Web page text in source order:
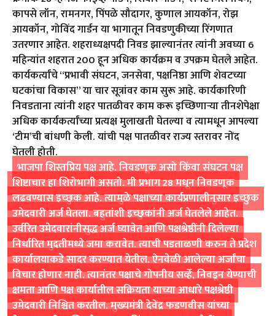
कापसे लॉन, रामनगर, पिंपळे सौदागर, कुणाल आयकॉन, रोझ
आयकॉन, गोविंद गार्डन या भागातून निवडणुकीच्या रिंगणात
उतरणार आहेत. शहराध्यक्षपदी निवड झाल्यानंतर त्यांनी अवघ्या 6
महिन्यांत शहरात 200 हून अधिक कार्यक्रम व उपक्रम घेतले आहेत.
कार्यकर्त्यांचे ‘‘प्रभावी संघटन, जनसेवा, पक्षनिष्ठा आणि शेवटच्या
घटकांचा विकास’’ या चार सूत्रांवर काम सुरू आहे. कार्यकारिणी
निवडताना त्यांनी शहर पातळीवर काम करू इच्छिणाऱ्या तीनशेपेक्षा
अधिक कार्यकर्त्यांच्या प्रत्यक्ष मुलाखती घेतल्या व त्यामधून आपल्या
‘टीम’ची बांधणी केली. यांची पक्ष पातळीवर राज्य स्तरावर नोंद
घेतली होती.
भाजपा शिस्तप्रिय पक्ष आहे. निवडणूक असो किंवा संघटन पक्ष
शिष्टाचार हा शिरोभागी असतो. मी प्रभाग 28 मधून निवडणूक
लढवण्यास इच्छुक आहे. त्यामुळे पक्षाच्या कार्यप्रणालीनुसार इच्छुक
उमेदवारी अर्ज घेतला. बहुतांशी इच्छुकांनी अर्ज घेतलेले आहेत.
उर्वरित उमेदवारांनीसुद्ध अर्ज घ्यावेत आणि पक्षश्रेष्ठींनी दिलेल्या
निर्धारित मुदतीमध्ये जमा करावेत. त्याची पडताळणी करुन ते प्रदेश
कार्यालयाकडे सादर करण्यात येतील. ऐनवेळी आलेल्या अर्जांचा
विचार होणार नाही. त्यानंतर पक्षाचे गोपनीय सर्व्हे, निवडून येण्याची
क्षमता आणि पक्ष कार्यातील सक्रियता याच्या आधारे पक्षश्रेष्ठी
उमेदवारी निश्चित करतील. मुख्यमंत्री देवेंद्र फडणवीस यांच्या